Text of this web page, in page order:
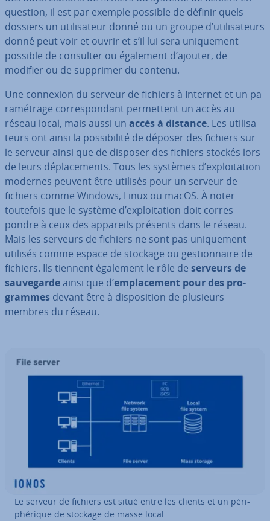
question, il est par exemple possible de définir quels
dossiers un uti­li­sa­teur donné ou un groupe d’uti­li­sa­teurs
donné peut voir et ouvrir et s’il lui sera uni­que­ment
possible de consulter ou également d’ajouter, de
modifier ou de supprimer du contenu.
Une connexion du serveur de fichiers à Internet et un pa­
ra­mé­trage cor­res­pon­dant per­met­tent un accès au
réseau local, mais aussi un accès à distance. Les uti­li­sa­
teurs ont ainsi la pos­si­bi­lité de déposer des fichiers sur
le serveur ainsi que de disposer des fichiers stockés lors
de leurs dé­pla­ce­ments. Tous les systèmes d’ex­ploi­ta­tion
modernes peuvent être utilisés pour un serveur de
fichiers comme Windows, Linux ou macOS. À noter
toutefois que le système d’ex­ploi­ta­tion doit cor­res­
pondre à ceux des appareils présents dans le réseau.
Mais les serveurs de fichiers ne sont pas uni­que­ment
utilisés comme espace de stockage ou ges­tion­naire de
fichiers. Ils tiennent également le rôle de serveurs de
sau­ve­gardeainsi que d’em­pla­ce­ment pour des pro­
grammes devant être à dis­po­si­tion de plusieurs
membres du réseau.
Le serveur de fichiers est situé entre les clients et un pé­ri­
phé­rique de stockage de masse local.